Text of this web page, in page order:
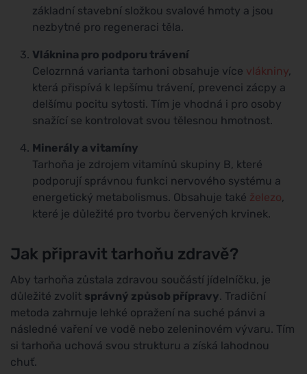
základní stavební složkou svalové hmoty a jsou
nezbytné pro regeneraci těla.
Vláknina pro podporu trávení
Celozrnná varianta tarhoni obsahuje více vlákniny,
která přispívá k lepšímu trávení, prevenci zácpy a
delšímu pocitu sytosti. Tím je vhodná i pro osoby
snažící se kontrolovat svou tělesnou hmotnost.
Minerály a vitamíny
Tarhoňa je zdrojem vitamínů skupiny B, které
podporují správnou funkci nervového systému a
energetický metabolismus. Obsahuje také železo,
které je důležité pro tvorbu červených krvinek.
Jak připravit tarhoňu zdravě?
Aby tarhoňa zůstala zdravou součástí jídelníčku, je
důležité zvolit správný způsob přípravy. Tradiční
metoda zahrnuje lehké opražení na suché pánvi a
následné vaření ve vodě nebo zeleninovém vývaru. Tím
si tarhoňa uchová svou strukturu a získá lahodnou
chuť.